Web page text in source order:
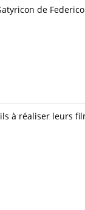
de
à réaliser leurs